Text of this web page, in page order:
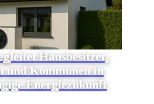
Hausbesitzer,
und Kommunen in
Energiezukunft